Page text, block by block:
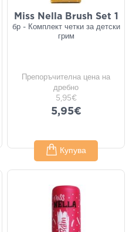
Miss Nella Brush Set 1
бр - Комплект четки за детски
грим
Препоръчителна цена на
дребно
5,95€
5,95€
Купува